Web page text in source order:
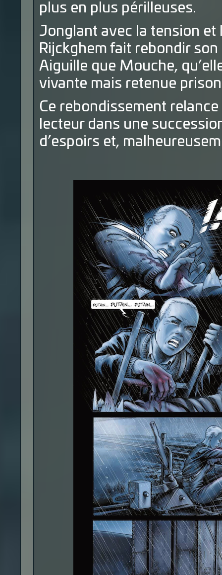
plus en plus périlleuses.
Jonglant avec la tension et
Rijckghem fait rebondir
Aiguille que Mouche,
vivante mais retenue
Ce rebondissement
lecteur dans une
d’espoirs et,